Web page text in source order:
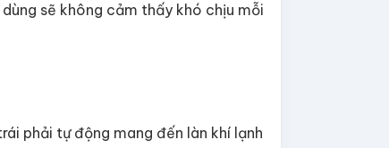
sẽ không cảm thấy khó chịu mỗi
phải tự động mang đến làn khí lạnh